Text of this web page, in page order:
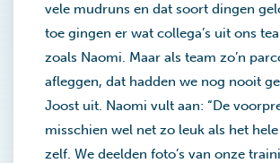
vele mudruns en dat soort dingen
toe gingen er wat collega’s uit ons
zoals Naomi. Maar als team zo’n
afleggen, dat hadden we nog nooit
Joost uit. Naomi vult aan: “De
misschien wel net zo leuk als het
zelf. We deelden foto’s van onze